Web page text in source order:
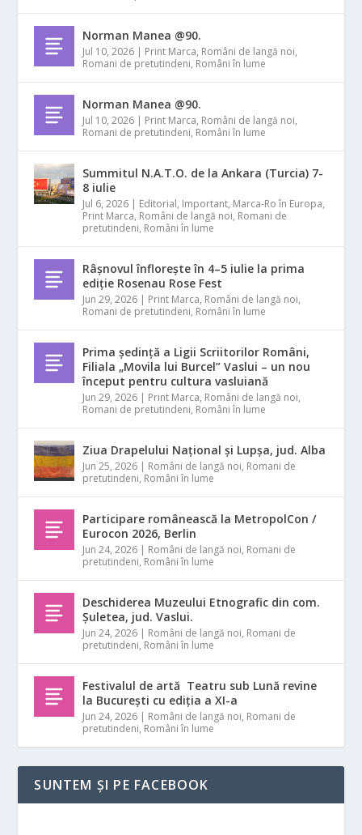
Norman Manea @90.
Jul 10, 2026 | Print Marca, Români de langă noi,
Romani de pretutindeni, Români în lume
Norman Manea @90.
Jul 10, 2026 | Print Marca, Români de langă noi,
Romani de pretutindeni, Români în lume
Summitul N.A.T.O. de la Ankara (Turcia) 7-
8 iulie
Jul 6, 2026 | Editorial, Important, Marca-Ro în Europa,
Print Marca, Români de langă noi, Romani de
pretutindeni, Români în lume
Râșnovul înflorește în 4–5 iulie la prima
ediție Rosenau Rose Fest
Jun 29, 2026 | Print Marca, Români de langă noi,
Romani de pretutindeni, Români în lume
Prima ședință a Ligii Scriitorilor Români,
Filiala „Movila lui Burcel” Vaslui – un nou
început pentru cultura vasluiană
Jun 29, 2026 | Print Marca, Români de langă noi,
Romani de pretutindeni, Români în lume
Ziua Drapelului Național și Lupșa, jud. Alba
Jun 25, 2026 | Români de langă noi, Romani de
pretutindeni, Români în lume
Participare românească la MetropolCon /
Eurocon 2026, Berlin
Jun 24, 2026 | Români de langă noi, Romani de
pretutindeni, Români în lume
Deschiderea Muzeului Etnografic din com.
Șuletea, jud. Vaslui.
Jun 24, 2026 | Români de langă noi, Romani de
pretutindeni, Români în lume
Festivalul de artă Teatru sub Lună revine
la București cu ediția a XI-a
Jun 24, 2026 | Români de langă noi, Romani de
pretutindeni, Români în lume
SUNTEM ȘI PE FACEBOOK